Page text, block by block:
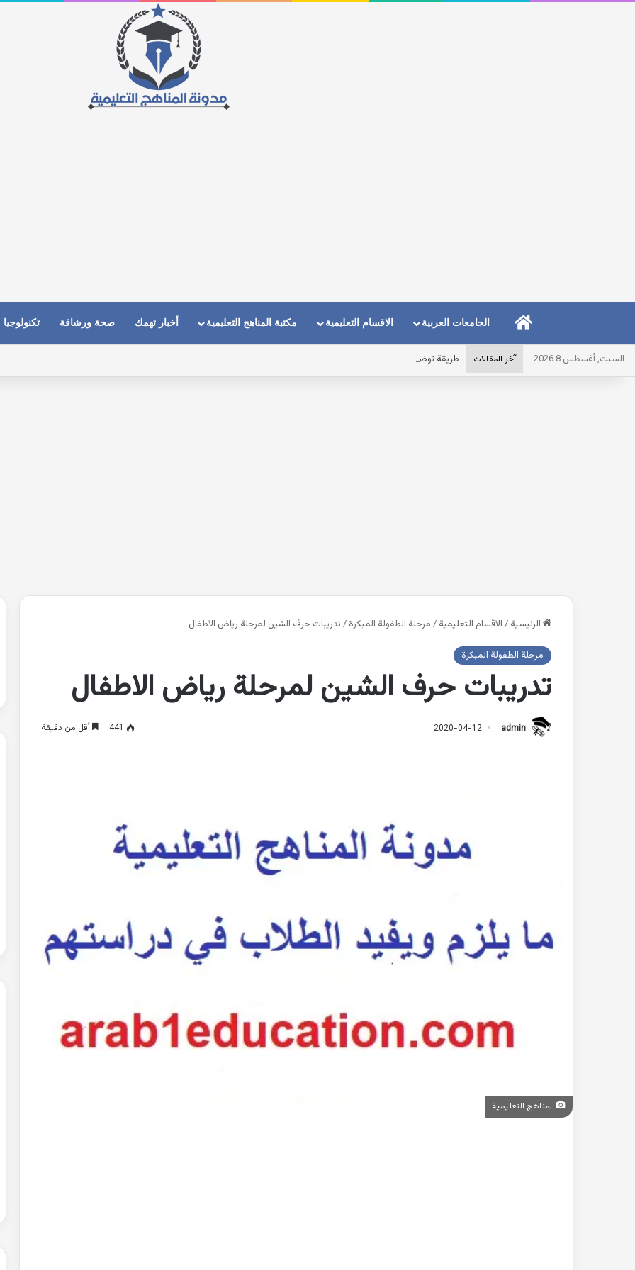
الرئيسيةالجامعات العربية الاقسام التعليمية مكتبة المناهج التعليمية أخبار تهمك صحة ورشاقة تكنولوجيا
السبت, أغسطس 8 2026 آخر المقالات طريقة توضيح المايك عند استخدام السماعات عندما يكون الصوت بعيد وقت المكالمات
الرئيسية / الاقسام التعليمية / مرحلة الطفولة المبكرة / تدريبات حرف الشين لمرحلة رياض الاطفال
مرحلة الطفولة المبكرة
تدريبات حرف الشين لمرحلة رياض الاطفال
admin
2020-04-12
441 أقل من دقيقة
المناهج التعليمية